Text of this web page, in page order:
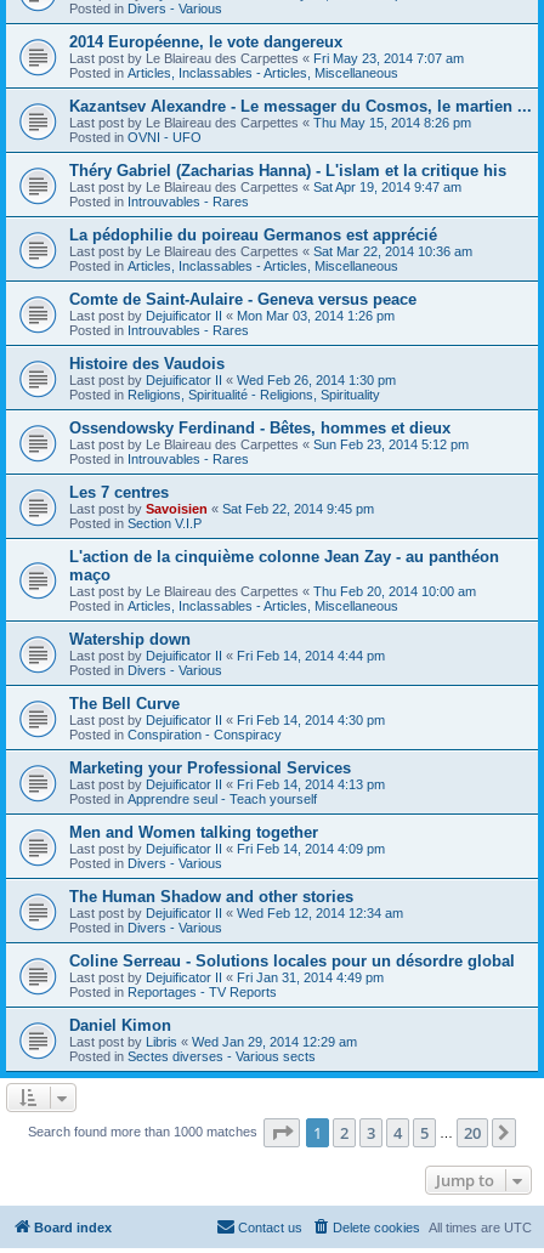
Posted in Divers - Various
2014 Européenne, le vote dangereux
Last post by Le Blaireau des Carpettes « Fri May 23, 2014 7:07 am
Posted in Articles, Inclassables - Articles, Miscellaneous
Kazantsev Alexandre - Le messager du Cosmos, le martien ...
Last post by Le Blaireau des Carpettes « Thu May 15, 2014 8:26 pm
Posted in OVNI - UFO
Théry Gabriel (Zacharias Hanna) - L'islam et la critique his
Last post by Le Blaireau des Carpettes « Sat Apr 19, 2014 9:47 am
Posted in Introuvables - Rares
La pédophilie du poireau Germanos est apprécié
Last post by Le Blaireau des Carpettes « Sat Mar 22, 2014 10:36 am
Posted in Articles, Inclassables - Articles, Miscellaneous
Comte de Saint-Aulaire - Geneva versus peace
Last post by Dejuificator II « Mon Mar 03, 2014 1:26 pm
Posted in Introuvables - Rares
Histoire des Vaudois
Last post by Dejuificator II « Wed Feb 26, 2014 1:30 pm
Posted in Religions, Spiritualité - Religions, Spirituality
Ossendowsky Ferdinand - Bêtes, hommes et dieux
Last post by Le Blaireau des Carpettes « Sun Feb 23, 2014 5:12 pm
Posted in Introuvables - Rares
Les 7 centres
Last post by Savoisien « Sat Feb 22, 2014 9:45 pm
Posted in Section V.I.P
L'action de la cinquième colonne Jean Zay - au panthéon
maço
Last post by Le Blaireau des Carpettes « Thu Feb 20, 2014 10:00 am
Posted in Articles, Inclassables - Articles, Miscellaneous
Watership down
Last post by Dejuificator II « Fri Feb 14, 2014 4:44 pm
Posted in Divers - Various
The Bell Curve
Last post by Dejuificator II « Fri Feb 14, 2014 4:30 pm
Posted in Conspiration - Conspiracy
Marketing your Professional Services
Last post by Dejuificator II « Fri Feb 14, 2014 4:13 pm
Posted in Apprendre seul - Teach yourself
Men and Women talking together
Last post by Dejuificator II « Fri Feb 14, 2014 4:09 pm
Posted in Divers - Various
The Human Shadow and other stories
Last post by Dejuificator II « Wed Feb 12, 2014 12:34 am
Posted in Divers - Various
Coline Serreau - Solutions locales pour un désordre global
Last post by Dejuificator II « Fri Jan 31, 2014 4:49 pm
Posted in Reportages - TV Reports
Daniel Kimon
Last post by Libris « Wed Jan 29, 2014 12:29 am
Posted in Sectes diverses - Various sects
Search found more than 1000 matches Page 1of 20
1 2 3 4 5 20
Jump to
Board index All times are UTC
Delete cookies
Contact us